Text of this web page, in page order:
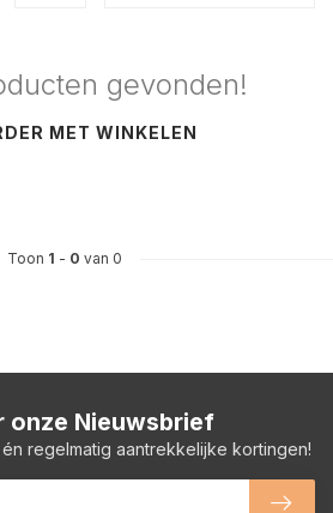
gevonden!
MET WINKELEN
Toon 1 - 0 van 0
onze Nieuwsbrief
regelmatig aantrekkelijke kortingen!